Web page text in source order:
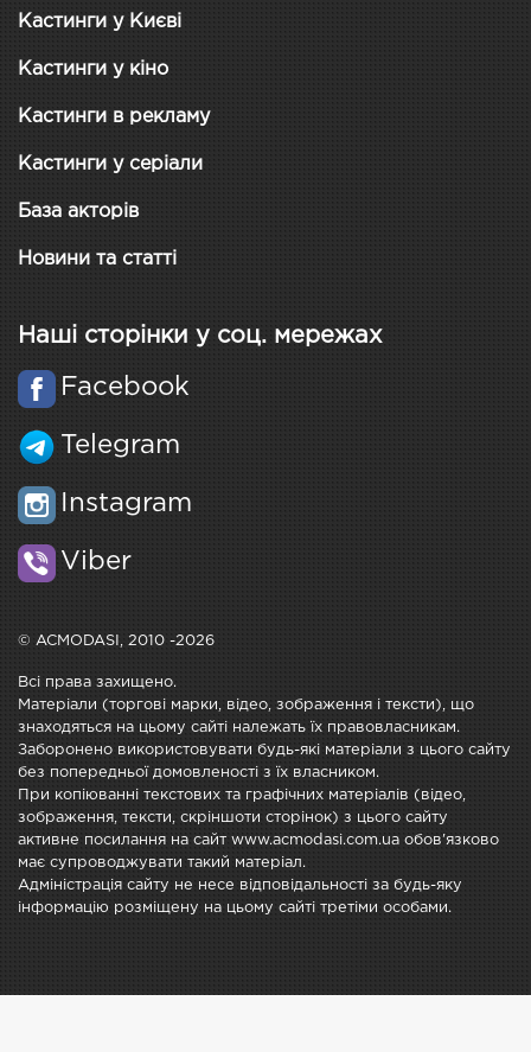
Кастинги у Києві
Кастинги у кіно
Кастинги в рекламу
Кастинги у серіали
База акторів
Новини та статті
Наші сторінки у соц. мережах
Facebook
Telegram
Instagram
Viber
© ACMODASI, 2010 -2026
Всі права захищено.
Матеріали (торгові марки, відео, зображення і тексти), що
знаходяться на цьому сайті належать їх правовласникам.
Заборонено використовувати будь-які матеріали з цього сайту
без попередньої домовленості з їх власником.
При копіюванні текстових та графічних матеріалів (відео,
зображення, тексти, скріншоти сторінок) з цього сайту
активне посилання на сайт www.acmodasi.com.ua обов'язково
має супроводжувати такий матеріал.
Адміністрація сайту не несе відповідальності за будь-яку
інформацію розміщену на цьому сайті третіми особами.